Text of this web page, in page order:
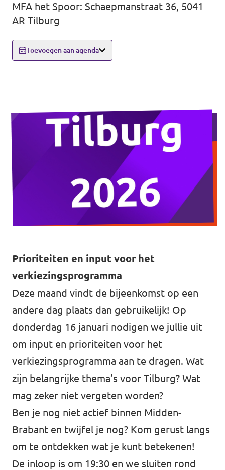
Eindhoven
... alle gemeentes
Agenda
MFA het Spoor: Schaepmanstraat 36, 5041
AR Tilburg
Toevoegen aan agenda
Prioriteiten en input voor het
verkiezingsprogramma
Deze maand vindt de bijeenkomst op een
andere dag plaats dan gebruikelijk! Op
donderdag 16 januari nodigen we jullie uit
om input en prioriteiten voor het
verkiezingsprogramma aan te dragen. Wat
zijn belangrijke thema’s voor Tilburg? Wat
mag zeker niet vergeten worden?
Ben je nog niet actief binnen Midden-
Brabant en twijfel je nog? Kom gerust langs
om te ontdekken wat je kunt betekenen!
De inloop is om 19:30 en we sluiten rond